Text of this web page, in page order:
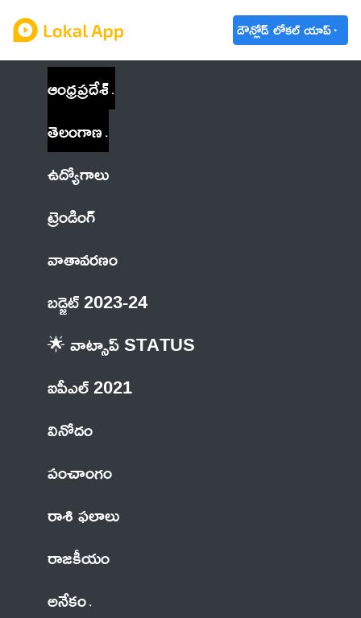
డౌన్లోడ్ లోకల్ యాప్
ఆంధ్రప్రదేశ్
తెలంగాణ
ఉద్యోగాలు
ట్రెండింగ్
వాతావరణం
బడ్జెట్ 2023-24
🌟 వాట్సాప్ STATUS
ఐపీఎల్ 2021
వినోదం
పంచాంగం
రాశి ఫలాలు
రాజకీయం
అనేకం